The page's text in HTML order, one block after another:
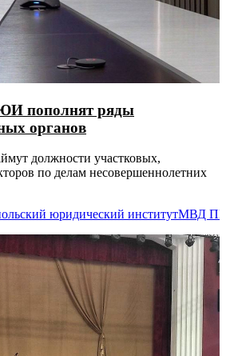
пополнят ряды
органов
должности участковых,
по делам несовершеннолетних
юридический институтМВД